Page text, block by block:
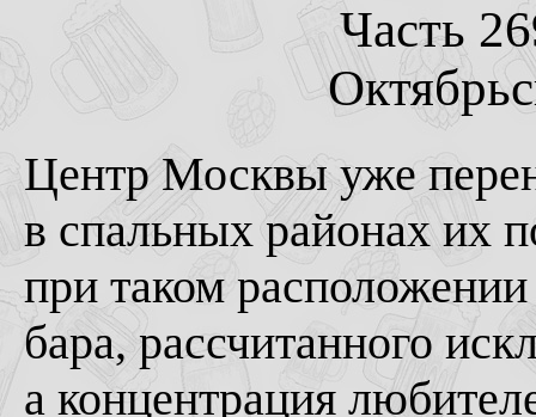
Часть
Центр Москвы уже
в спальных районах их
при таком
бара, рассчитанного
а концентрация